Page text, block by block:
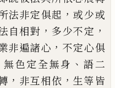
法非定俱起 ， 或少或
自相對 ， 多少不定 ，
非遍諸心 ， 不定心俱
無色定全無身 、 語二
， 非互相依 ，生等 皆